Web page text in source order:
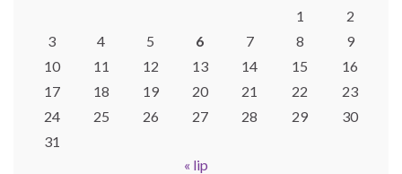
1
2
3
4 5 6 7 8
9
10
11 12 13 14 15
16
17
18 19 20 21 22
23
24
25 26 27 28 29
30
31
« lip